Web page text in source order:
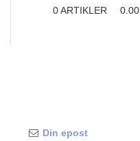
0ARTIKLER 0.00